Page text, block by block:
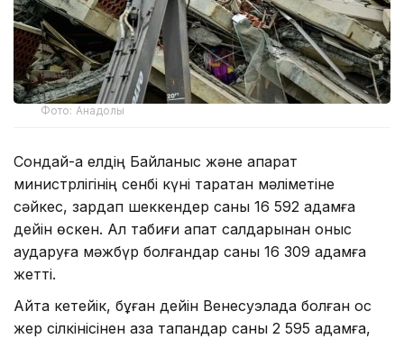
Фото: Анадолы
Сондай-ақ елдің Байланыс және ақпарат
министрлігінің сенбі күні таратқан мәліметіне
сәйкес, зардап шеккендер саны 16 592 адамға
дейін өскен. Ал табиғи апат салдарынан қоныс
аударуға мәжбүр болғандар саны 16 309 адамға
жетті.
Айта кетейік, бұған дейін Венесуэлада болған қос
жер сілкінісінен қаза тапқандар саны 2 595 адамға,